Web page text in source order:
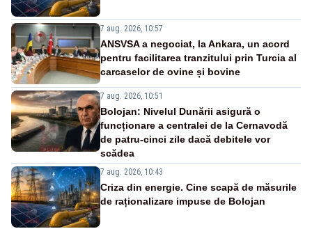
7 aug. 2026, 10:57
ANSVSA a negociat, la Ankara, un acord
pentru facilitarea tranzitului prin Turcia al
carcaselor de ovine și bovine
7 aug. 2026, 10:51
Bolojan: Nivelul Dunării asigură o
funcționare a centralei de la Cernavodă
de patru-cinci zile dacă debitele vor
scădea
7 aug. 2026, 10:43
Criza din energie. Cine scapă de măsurile
de raționalizare impuse de Bolojan